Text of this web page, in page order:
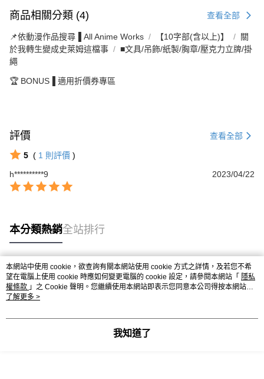
商品相關分類 (4) 查看全部
📌依動漫作品搜尋▐ All Anime Works 【10字部(含以上)】
關
於我轉生變成史萊姆這檔事
■文具/吊飾/紙製/胸章/壓克力立牌/掛
繩
🏆 BONUS▐ 適用折價券專區
評價 查看全部
5 ( 1 則評價 )
h**********9
2023/04/22
本分類熱銷全站排行
熱門標籤
本網站中使用 cookie，欲查詢有關本網站使用 cookie 方式之詳情，及若您不希
望在電腦上使用 cookie 時應如何變更電腦的 cookie 設定，請參閱本網站「 隱私
權條款 」之 Cookie 聲明。您繼續使用本網站即表示您同意本公司得按本網站使
用條款之 Cookie 聲明使用 cookie。
了解更多 >
我知道了